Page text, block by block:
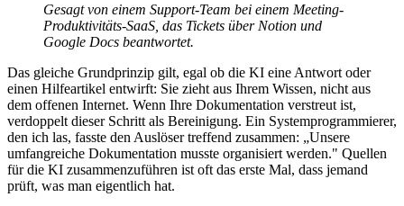
Gesagt von einem Support-Team bei einem Meeting-
Produktivitäts-SaaS, das Tickets über Notion und
Google Docs beantwortet.
Das gleiche Grundprinzip gilt, egal ob die KI eine Antwort oder
einen Hilfeartikel entwirft: Sie zieht aus Ihrem Wissen, nicht aus
dem offenen Internet. Wenn Ihre Dokumentation verstreut ist,
verdoppelt dieser Schritt als Bereinigung. Ein Systemprogrammierer,
den ich las, fasste den Auslöser treffend zusammen: „Unsere
umfangreiche Dokumentation musste organisiert werden." Quellen
für die KI zusammenzuführen ist oft das erste Mal, dass jemand
prüft, was man eigentlich hat.